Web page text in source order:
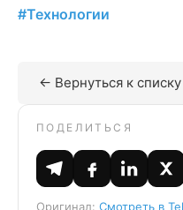
#Технологии
← Вернуться к списку
ПОДЕЛИТЬСЯ
Оригинал: Смотреть в